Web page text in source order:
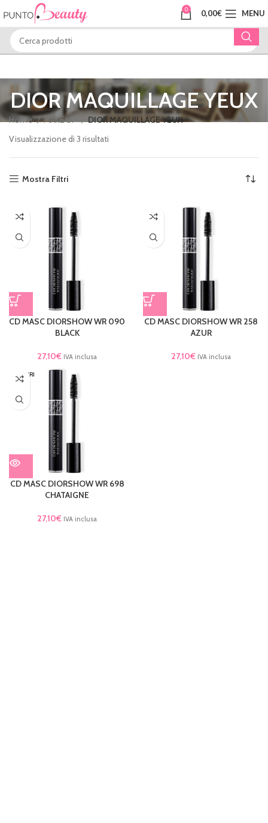
0 0,00€ MENU
DIOR MAQUILLAGE YEUX
Home MAKE UP
DIOR MAQUILLAGE YEUX
Visualizzazione di 3 risultati
Mostra Filtri
CD MASC DIORSHOW WR 090
BLACK
27,10€ IVA inclusa
CD MASC DIORSHOW WR 258
AZUR
27,10€ IVA inclusa
ESAURI
TO
CD MASC DIORSHOW WR 698
CHATAIGNE
27,10€ IVA inclusa